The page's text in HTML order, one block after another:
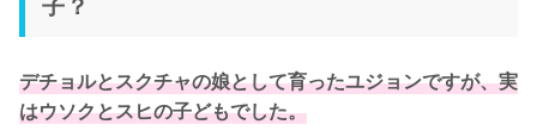
デチョルとスクチャの娘として育ったユジョンですが、実
はウソクとスヒの子どもでした。